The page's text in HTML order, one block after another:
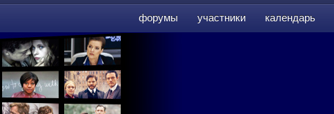
форумы участники календарь